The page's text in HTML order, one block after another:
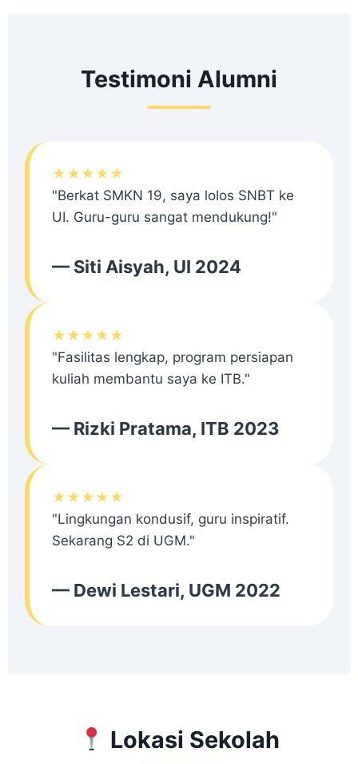
Testimoni Alumni
★★★★★
"Berkat SMKN 19, saya lolos SNBT ke
UI. Guru-guru sangat mendukung!"
— Siti Aisyah, UI 2024
★★★★★
"Fasilitas lengkap, program persiapan
kuliah membantu saya ke ITB."
— Rizki Pratama, ITB 2023
★★★★★
"Lingkungan kondusif, guru inspiratif.
Sekarang S2 di UGM."
— Dewi Lestari, UGM 2022
Lokasi Sekolah